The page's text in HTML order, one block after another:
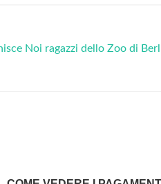
Noi ragazzi dello Zoo di